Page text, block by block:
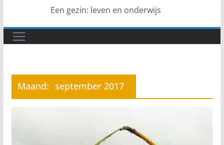
Een gezin: leven en onderwijs
Maand: september 2017